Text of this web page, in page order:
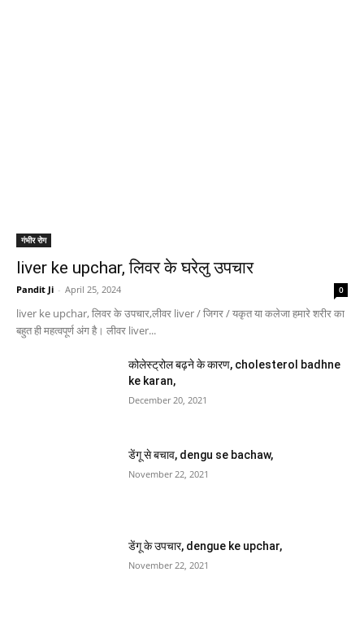
गंभीर रोग
liver ke upchar, लिवर के घरेलु उपचार
Pandit Ji - April 25, 2024 0
liver ke upchar, लिवर के उपचार,लीवर liver / जिगर / यकृत या कलेजा हमारे शरीर का
बहुत ही महत्वपूर्ण अंग है। लीवर liver...
कोलेस्ट्रोल बढ़ने के कारण, cholesterol badhne
ke karan,
December 20, 2021
डेंगू से बचाव, dengu se bachaw,
November 22, 2021
डेंगू के उपचार, dengue ke upchar,
November 22, 2021